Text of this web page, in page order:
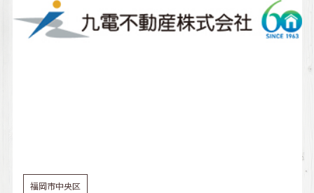
福岡市中央区